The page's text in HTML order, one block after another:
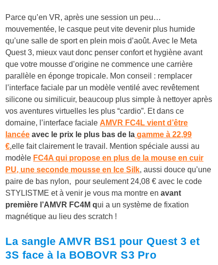
Parce qu’en VR, après une session un peu…
mouvementée, le casque peut vite devenir plus humide
qu’une salle de sport en plein mois d’août. Avec le Meta
Quest 3, mieux vaut donc penser confort et hygiène avant
que votre mousse d’origine ne commence une carrière
parallèle en éponge tropicale. Mon conseil : remplacer
l’interface faciale par un modèle ventilé avec revêtement
silicone ou similicuir, beaucoup plus simple à nettoyer après
vos aventures virtuelles les plus “cardio”. Et dans ce
domaine, l’interface faciale AMVR FC4L vient d’être
lancée avec le prix le plus bas de la gamme à 22,99
€,elle fait clairement le travail. Mention spéciale aussi au
modèle FC4A qui propose en plus de la mouse en cuir
PU, une seconde mousse en Ice Silk, aussi douce qu’une
paire de bas nylon, pour seulement 24,08 € avec le code
STYLISTME et à venir je vous ma montre en avant
première l’AMVR FC4M qui a un système de fixation
magnétique au lieu des scratch !
La sangle AMVR BS1 pour Quest 3 et
3S face à la BOBOVR S3 Pro